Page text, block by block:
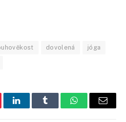
dovolená jóga
LinkedInTumblr WhatsApp
E-